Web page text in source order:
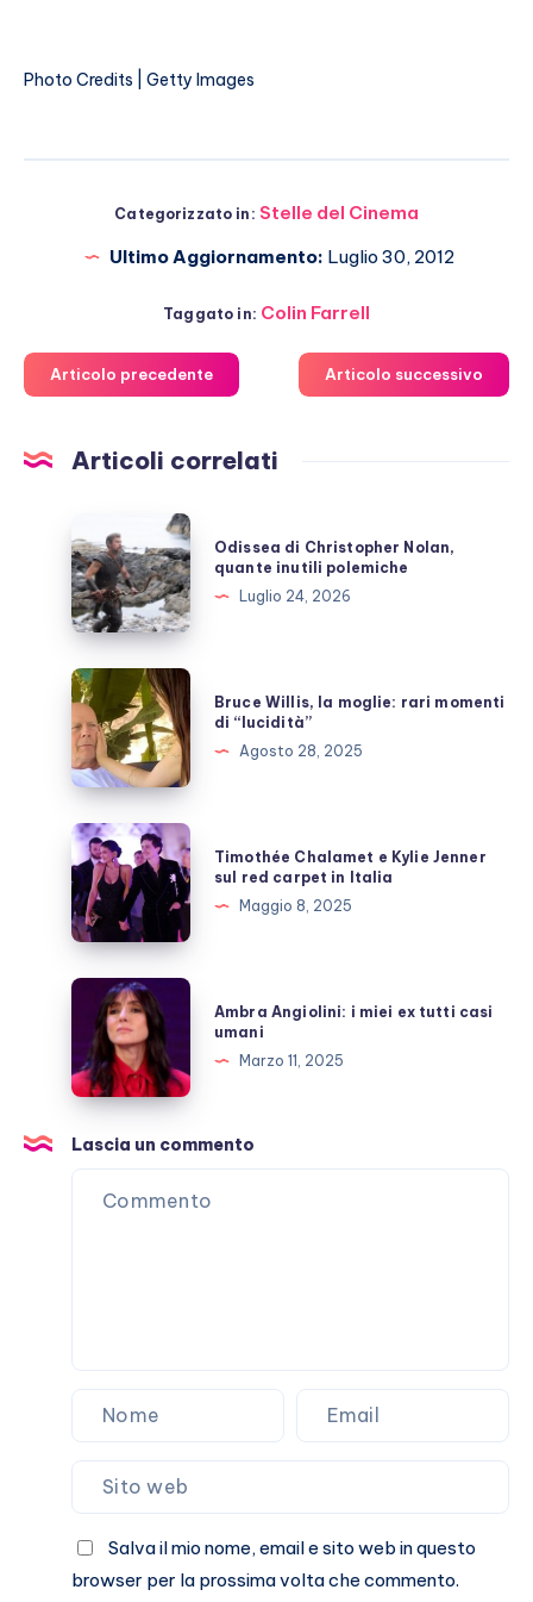
Photo Credits | Getty Images
Categorizzato in: Stelle del Cinema
Ultimo Aggiornamento: Luglio 30, 2012
Taggato in: Colin Farrell
Articolo precedente Articolo successivo
Articoli correlati
di
Christopher
Nolan,
quante
inutili
polemiche
Odissea di Christopher Nolan,
quante inutili polemiche
Luglio 24, 2026
Bruce
Willis,
la
moglie:
rari
momenti
di
“lucidità”
Bruce Willis, la moglie: rari momenti
di “lucidità”
Agosto 28, 2025
Timothée
Chalamet
e
Kylie
Jenner
sul
carpet
in
Italia
Timothée Chalamet e Kylie Jenner
sul red carpet in Italia
Maggio 8, 2025
Ambra
Angiolini:
miei
ex
tutti
casi
umani
Ambra Angiolini: i miei ex tutti casi
umani
Marzo 11, 2025
Lascia un commento
Salva il mio nome, email e sito web in questo
browser per la prossima volta che commento.